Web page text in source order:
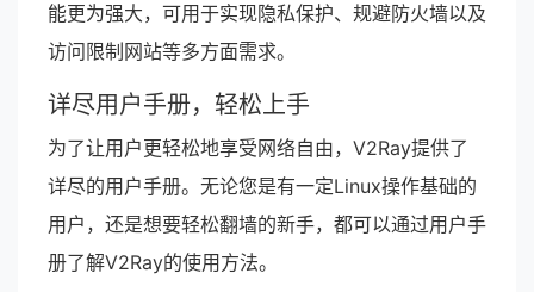
能更为强大，可用于实现隐私保护、规避防火墙以及
访问限制网站等多方面需求。
详尽用户手册，轻松上手
为了让用户更轻松地享受网络自由，V2Ray提供了
详尽的用户手册。无论您是有一定Linux操作基础的
用户，还是想要轻松翻墙的新手，都可以通过用户手
册了解V2Ray的使用方法。